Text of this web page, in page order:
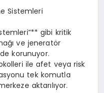
Sistemleri
gibi kritik
ve jeneratör
korunuyor.
ile afet veya risk
tek komutla
aktarılıyor.